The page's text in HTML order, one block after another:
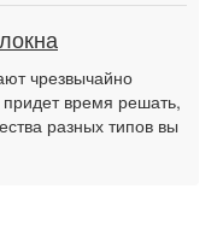
чрезвычайно
время решать,
разных типов вы